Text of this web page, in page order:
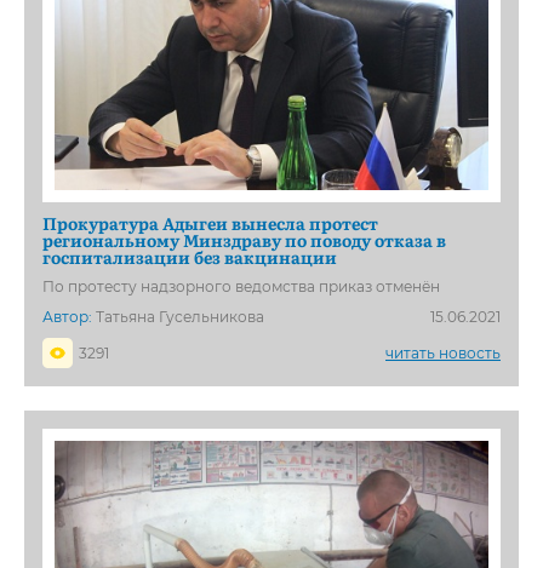
Прокуратура Адыгеи вынесла протест
региональному Минздраву по поводу отказа в
госпитализации без вакцинации
По протесту надзорного ведомства приказ отменён
Автор: Татьяна Гусельникова
15.06.2021
3291
читать новость